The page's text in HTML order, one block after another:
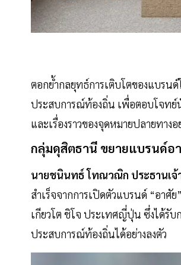
ตอกย้ำกลยุทธ์การเติบโตของแบร
ประสบการณ์ท้องถิ่น เพื่อตอบโจทย์
และเรื่องราวของจุดหมายปลายทางอ
กลุ่มดุสิตธานี ขยายแบรนด์อ
นายชนินทธ์ โทณวณิก ประธานเ
สำเร็จจากการเปิดตัวแบรนด์ “อาศั
เกียวโต ชิโจ ประเทศญี่ปุ่น ซึ่งได้รั
ประสบการณ์ท้องถิ่นได้อย่างลงตัว